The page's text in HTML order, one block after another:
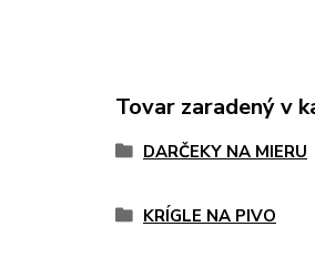
Tovar zaradený v
DARČEKY NA MIERU
KRÍGLE NA PIVO